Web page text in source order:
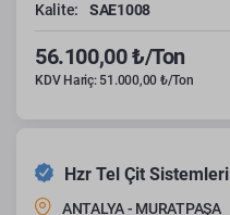
Kalite:
SAE1008
56.100,00 ₺/Ton
KDV Hariç: 51.000,00 ₺/Ton
Hzr Tel Çit Sistemleri
ANTALYA - MURATPAŞA